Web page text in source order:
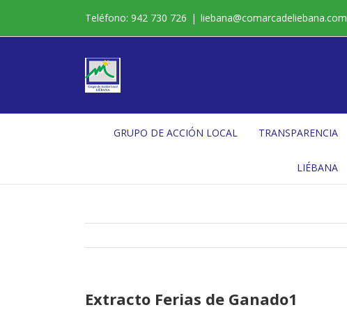
contenido
Teléfono: 942 730 726 | liebana@comarcadeliebana.com
GRUPO DE ACCIÓN LOCAL TRANSPARENCIA
LIÉBANA
Extracto Ferias de Ganado1